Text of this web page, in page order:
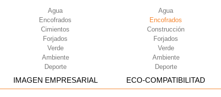
Agua
Encofrados
Cimientos
Forjados
Verde
Ambiente
Deporte
Agua
Encofrados
Construcción
Forjados
Verde
Ambiente
Deporte
IMAGEN EMPRESARIAL ECO-COMPATIBILITAD